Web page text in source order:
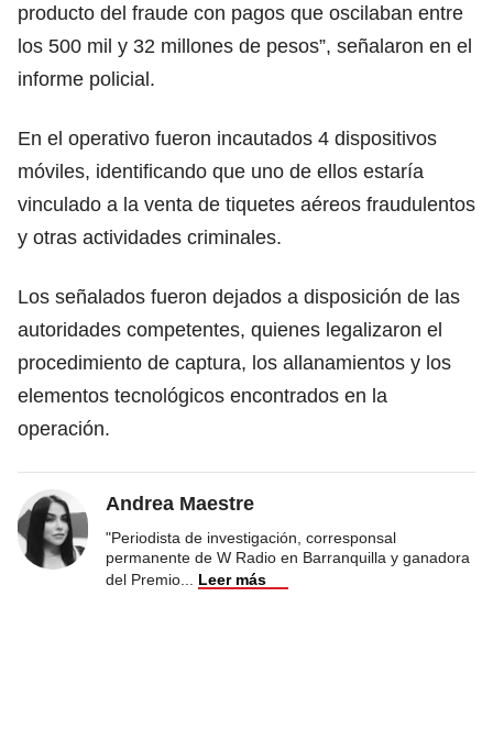
producto del fraude con pagos que oscilaban entre
los 500 mil y 32 millones de pesos”, señalaron en el
informe policial.
En el operativo fueron incautados 4 dispositivos
móviles, identificando que uno de ellos estaría
vinculado a la venta de tiquetes aéreos fraudulentos
y otras actividades criminales.
Los señalados fueron dejados a disposición de las
autoridades competentes, quienes legalizaron el
procedimiento de captura, los allanamientos y los
elementos tecnológicos encontrados en la
operación.
Andrea Maestre
"Periodista de investigación, corresponsal
permanente de W Radio en Barranquilla y ganadora
del Premio
Leer más